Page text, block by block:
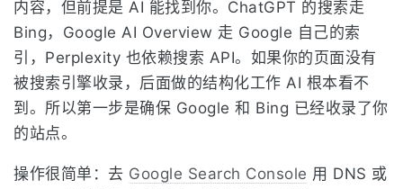
内容，但前提是 AI 能找到你。ChatGPT 的搜索走
Bing，Google AI Overview 走 Google 自己的索
引，Perplexity 也依赖搜索 API。如果你的页面没有
被搜索引擎收录，后面做的结构化工作 AI 根本看不
到。所以第一步是确保 Google 和 Bing 已经收录了你
的站点。
操作很简单：去 Google Search Console 用 DNS 或